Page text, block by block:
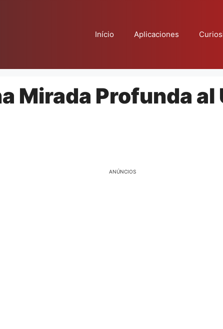
Início Aplicaciones
Mirada Profunda al
ANÚNCIOS